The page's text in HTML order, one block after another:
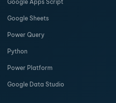
Google Apps Script
Google Sheets
Power Query
Python
Power Platform
Google Data Studio